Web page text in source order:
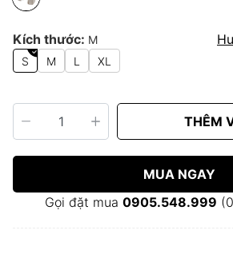
Kích thước: M
S M L XL
THÊM
MUA NGAY
Gọi đặt mua 0905.548.999